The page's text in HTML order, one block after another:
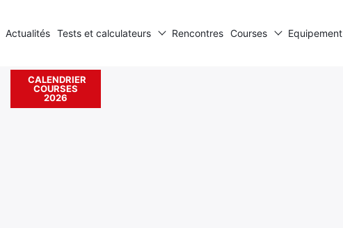
Actualités Tests et calculateurs Rencontres Courses Equipement
CALENDRIER
COURSES
2026